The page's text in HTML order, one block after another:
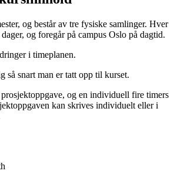
og består av tre fysiske samlinger. Hver
og foregår på campus Oslo på dagtid.
i timeplanen.
så snart man er tatt opp til kurset.
prosjektoppgave, og en individuell fire timers
kan skrives individuelt eller i